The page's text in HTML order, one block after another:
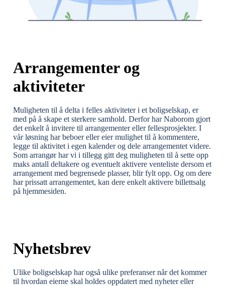
Arrangementer og
aktiviteter
Muligheten til å delta i felles aktiviteter i et boligselskap, er
med på å skape et sterkere samhold. Derfor har Naborom gjort
det enkelt å invitere til arrangementer eller fellesprosjekter. I
vår løsning har beboer eller eier mulighet til å kommentere,
legge til aktivitet i egen kalender og dele arrangementet videre.
Som arrangør har vi i tillegg gitt deg muligheten til å sette opp
maks antall deltakere og eventuelt aktivere venteliste dersom et
arrangement med begrensede plasser, blir fylt opp. Og om dere
har prissatt arrangementet, kan dere enkelt aktivere billettsalg
på hjemmesiden.
Nyhetsbrev
Ulike boligselskap har også ulike preferanser når det kommer
til hvordan eierne skal holdes oppdatert med nyheter eller